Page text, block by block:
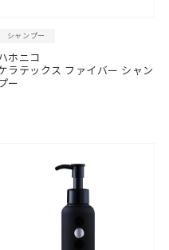
シャンプー
ホニコ
ラテックス ファイバー シャン
ー